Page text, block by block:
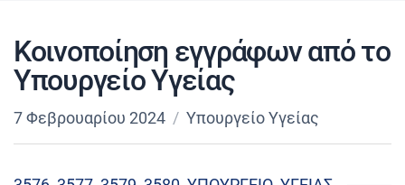
Κοινοποίηση εγγράφων από το
Υπουργείο Υγείας
7 Φεβρουαρίου 2024 Υπουργείο Υγείας